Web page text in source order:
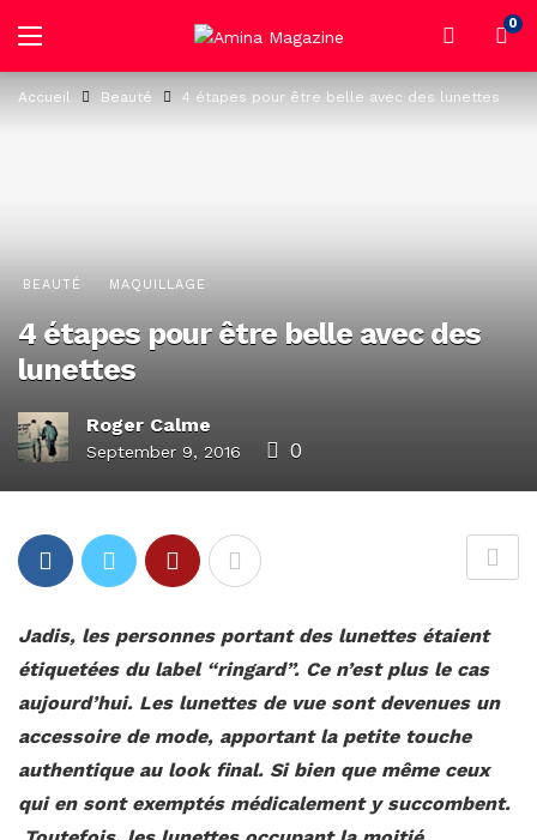
0
Accueil Beauté 4 étapes pour être belle avec des lunettes
BEAUTÉ MAQUILLAGE
4 étapes pour être belle avec des
lunettes
Roger Calme
September 9, 2016 0
Jadis, les personnes portant des lunettes étaient
étiquetées du label “ringard”. Ce n’est plus le cas
aujourd’hui. Les lunettes de vue sont devenues un
accessoire de mode, apportant la petite touche
authentique au look final. Si bien que même ceux
qui en sont exemptés médicalement y succombent.